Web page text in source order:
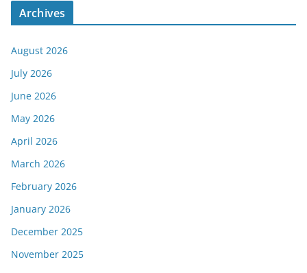
Archives
August 2026
July 2026
June 2026
May 2026
April 2026
March 2026
February 2026
January 2026
December 2025
November 2025